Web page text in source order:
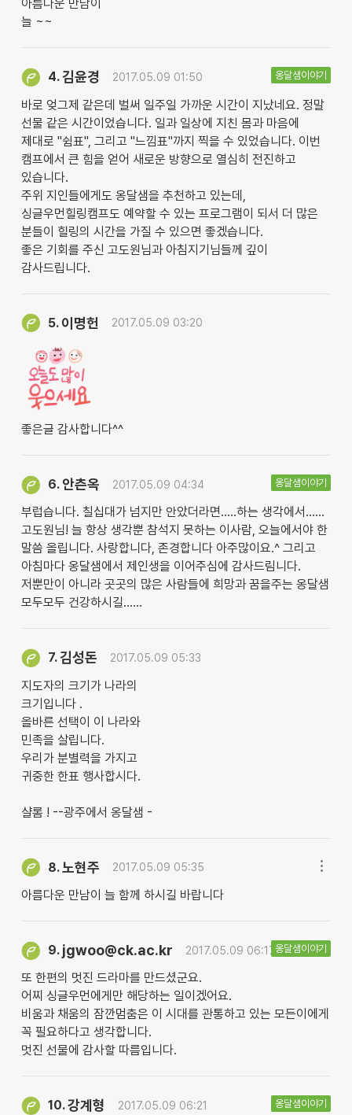
아름다운 만남이
늘 ~~
4.김윤경 2017.05.09 01:50
바로 엊그제 같은데 벌써 일주일 가까운 시간이 지났네요. 정말
선물 같은 시간이었습니다. 일과 일상에 지친 몸과 마음에
제대로 "쉼표", 그리고 "느낌표"까지 찍을 수 있었습니다. 이번
캠프에서 큰 힘을 얻어 새로운 방향으로 열심히 전진하고
있습니다.
주위 지인들에게도 옹달샘을 추천하고 있는데,
싱글우먼힐링캠프도 예약할 수 있는 프로그램이 되서 더 많은
분들이 힐링의 시간을 가질 수 있으면 좋겠습니다.
좋은 기회를 주신 고도원님과 아침지기님들께 깊이
감사드립니다.
옹달샘이야기
5. 이명헌 2017.05.09 03:20
좋은글 감사합니다^^
6.안츤옥 2017.05.09 04:34
부럽습니다. 칠십대가 넘지만 안았더라면.....하는 생각에서......
고도원님! 늘 항상 생각뿐 참석지 못하는 이사람, 오늘에서야 한
말씀 올립니다. 사랑합니다, 존경합니다 아주많이요.^ 그리고
아침마다 옹달샘에서 제인생을 이어주심에 감사드림니다.
저뿐만이 아니라 곳곳의 많은 사람들에 희망과 꿈을주는 옹달샘
모두모두 건강하시길......
옹달샘이야기
7.김성돈 2017.05.09 05:33
지도자의 크기가 나라의
크기입니다 .
올바른 선택이 이 나라와
민족을 살립니다.
우리가 분별력을 가지고
귀중한 한표 행사합시다.
샬롬 ! --광주에서 옹달샘 -
8.노현주 2017.05.09 05:35
아름다운 만남이 늘 함께 하시길 바랍니다
9. jgwoo@ck.ac.kr 2017.05.09 06:17
또 한편의 멋진 드라마를 만드셨군요.
어찌 싱글우먼에게만 해당하는 일이겠어요.
비움과 채움의 잠깐멈춤은 이 시대를 관통하고 있는 모든이에게
꼭 필요하다고 생각합니다.
멋진 선물에 감사할 따름입니다.
옹달샘이야기
10.강계형 2017.05.09 06:21 옹달샘이야기